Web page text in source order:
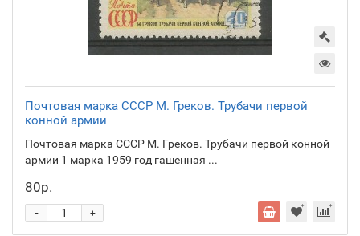
Почтовая марка СССР М. Греков. Трубачи первой
конной армии
Почтовая марка СССР М. Греков. Трубачи первой конной
армии 1 марка 1959 год гашенная ...
80р.
+
-